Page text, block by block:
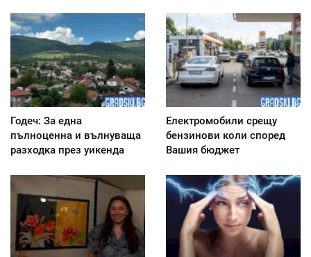
Годеч: За една
пълноценна и вълнуваща
разходка през уикенда
Електромобили срещу
бензинови коли според
Вашия бюджет